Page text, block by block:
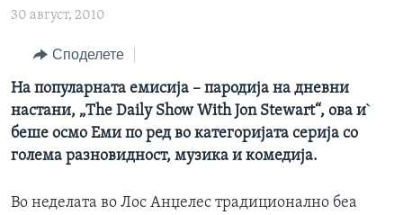
Премини
за
навигација
Пребарувај
МАКЕДОНИЈА
СВЕТ
ЕКОНОМИЈА
ПОЛИТИКА
ЗДРАВЈЕ
ДОКУМЕНТАРЦИ
АРХИВИРАНА ПРОГРАМА
NEWSFLASH - АРХИВА
ВЕСТИ ОД САД ВО МИНУТА - АРХИВА
ИЗБОРИ ВО САД 2020 - АРХИВА
ЗА НАС
Learning English
30 август, 2010
Споделете
На популарната емисија – пародија на дневни
настани, „The Daily Show With Jon Stewart“, ова и`
беше осмо Еми по ред во категоријата сериja со
голема разновидност, музика и комедија.
Во неделата во Лос Анџелес традиционално беа